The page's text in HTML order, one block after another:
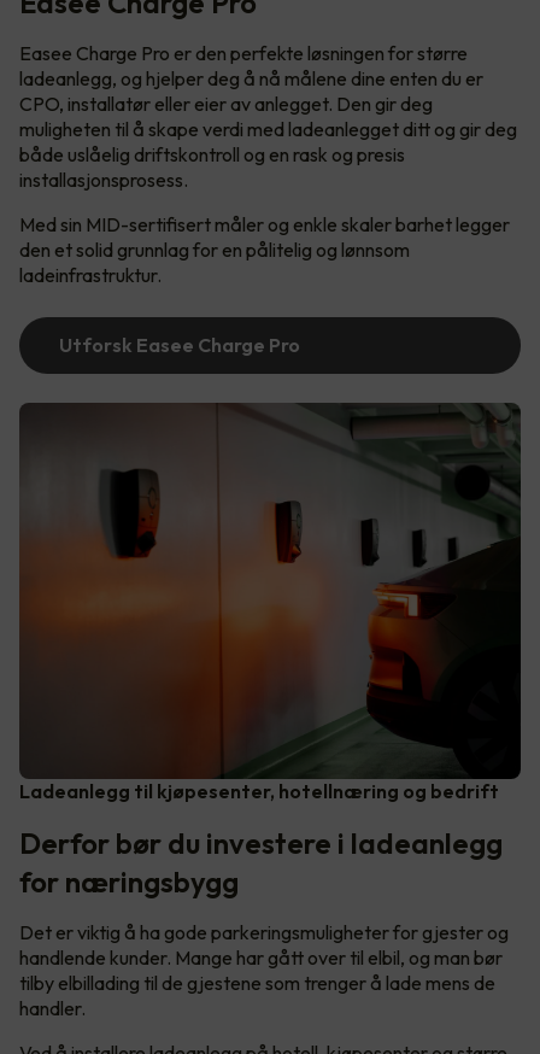
Easee Charge Pro er den perfekte løsningen for større
ladeanlegg, og hjelper deg å nå målene dine enten du er
CPO, installatør eller eier av anlegget. Den gir deg
muligheten til å skape verdi med ladeanlegget ditt og gir deg
både uslåelig driftskontroll og en rask og presis
installasjonsprosess.
Med sin MID-sertifisert måler og enkle skaler barhet legger
den et solid grunnlag for en pålitelig og lønnsom
ladeinfrastruktur.
Utforsk Easee Charge Pro
Ladeanlegg til kjøpesenter, hotellnæring og bedrift
Derfor bør du investere i ladeanlegg
for næringsbygg
Det er viktig å ha gode parkeringsmuligheter for gjester og
handlende kunder. Mange har gått over til elbil, og man bør
tilby elbillading til de gjestene som trenger å lade mens de
handler.